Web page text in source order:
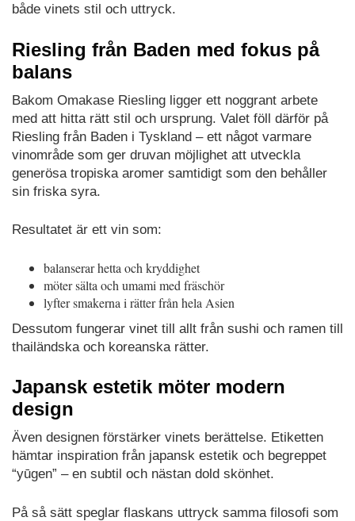
både vinets stil och uttryck.
Riesling från Baden med fokus på
balans
Bakom Omakase Riesling ligger ett noggrant arbete
med att hitta rätt stil och ursprung. Valet föll därför på
Riesling från Baden i Tyskland – ett något varmare
vinområde som ger druvan möjlighet att utveckla
generösa tropiska aromer samtidigt som den behåller
sin friska syra.
Resultatet är ett vin som:
balanserar hetta och kryddighet
möter sälta och umami med fräschör
lyfter smakerna i rätter från hela Asien
Dessutom fungerar vinet till allt från sushi och ramen till
thailändska och koreanska rätter.
Japansk estetik möter modern
design
Även designen förstärker vinets berättelse. Etiketten
hämtar inspiration från japansk estetik och begreppet
“yūgen” – en subtil och nästan dold skönhet.
På så sätt speglar flaskans uttryck samma filosofi som